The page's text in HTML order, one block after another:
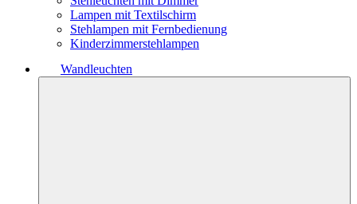
Lampen mit Textilschirm
Stehlampen mit Fernbedienung
Kinderzimmerstehlampen
Wandleuchten